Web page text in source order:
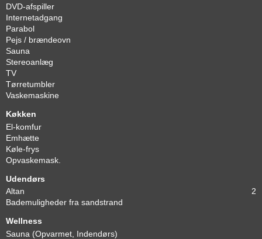
DVD-afspiller
Internetadgang
Parabol
Pejs / brændeovn
Sauna
Stereoanlæg
TV
Tørretumbler
Vaskemaskine
Køkken
El-komfur
Emhætte
Køle-frys
Opvaskemask.
Udendørs
Altan
2
Bademuligheder fra sandstrand
Wellness
Sauna (Opvarmet, Indendørs)